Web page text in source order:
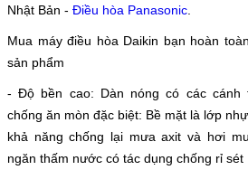
Nhật Bản - Điều hòa Panasonic.
Mua máy điều hòa Daikin bạn hoàn
sản phẩm
- Độ bền cao: Dàn nóng có các cánh
chống ăn mòn đặc biệt: Bề mặt là lớp
khả năng chống lại mưa axit và hơi
ngăn thấm nước có tác dụng chống rỉ sét